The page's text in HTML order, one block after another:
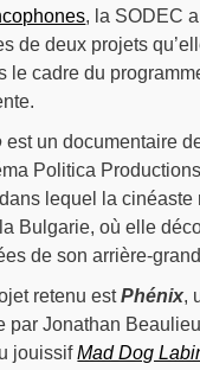
, la SODEC
de deux projets
le cadre du
est un documentaire
Politica
lequel la cinéaste
Bulgarie, où elle
de son arrière-
retenu estPhénix,
par Jonathan
jouissifMad Dog